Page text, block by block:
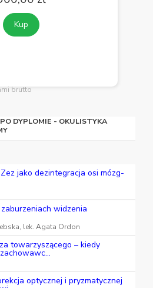
Kup
brutto
DYPLOMIE - OKULISTYKA
jako dezintegracja osi mózg-
widzenia
lek. Agata Ordon
towarzyszącego – kiedy
optycznej i pryzmatycznej